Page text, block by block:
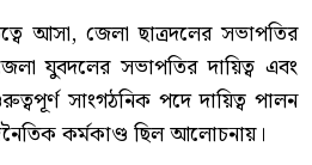
আসা, জেলা ছাত্রদলের সভাপতির
যুবদলের সভাপতির দায়িত্ব এবং
সাংগঠনিক পদে দায়িত্ব পালন
কর্মকাণ্ড ছিল আলোচনায়।